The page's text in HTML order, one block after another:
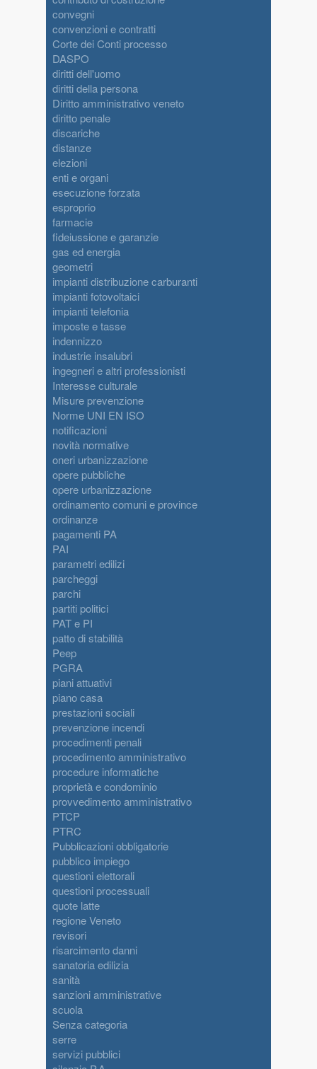
convegni
convenzioni e contratti
Corte dei Conti processo
DASPO
diritti dell'uomo
diritti della persona
Diritto amministrativo veneto
diritto penale
discariche
distanze
elezioni
enti e organi
esecuzione forzata
esproprio
farmacie
fideiussione e garanzie
gas ed energia
geometri
impianti distribuzione carburanti
impianti fotovoltaici
impianti telefonia
imposte e tasse
indennizzo
industrie insalubri
ingegneri e altri professionisti
Interesse culturale
Misure prevenzione
Norme UNI EN ISO
notificazioni
novità normative
oneri urbanizzazione
opere pubbliche
opere urbanizzazione
ordinamento comuni e province
ordinanze
pagamenti PA
PAI
parametri edilizi
parcheggi
parchi
partiti politici
PAT e PI
patto di stabilità
Peep
PGRA
piani attuativi
piano casa
prestazioni sociali
prevenzione incendi
procedimenti penali
procedimento amministrativo
procedure informatiche
proprietà e condominio
provvedimento amministrativo
PTCP
PTRC
Pubblicazioni obbligatorie
pubblico impiego
questioni elettorali
questioni processuali
quote latte
regione Veneto
revisori
risarcimento danni
sanatoria edilizia
sanità
sanzioni amministrative
scuola
Senza categoria
serre
servizi pubblici